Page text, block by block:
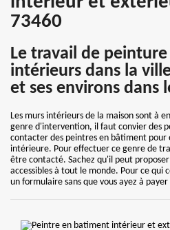
73460
Le travail de
intérieurs dans la
et ses environs dans
Les murs intérieurs de la maison sont à
genre d'intervention, il faut convier des
contacter des peintres en bâtiment
intérieure. Pour effectuer ce genre de
être contacté. Sachez qu'il peut
accessibles à tout le monde. Pour ce qui
un formulaire sans que vous ayez à